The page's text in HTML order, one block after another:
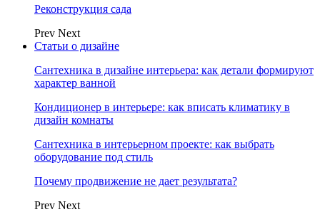
Реконструкция сада
Prev Next
Статьи о дизайне
Сантехника в дизайне интерьера: как детали формируют
характер ванной
Кондиционер в интерьере: как вписать климатику в
дизайн комнаты
Сантехника в интерьерном проекте: как выбрать
оборудование под стиль
Почему продвижение не дает результата?
Prev Next